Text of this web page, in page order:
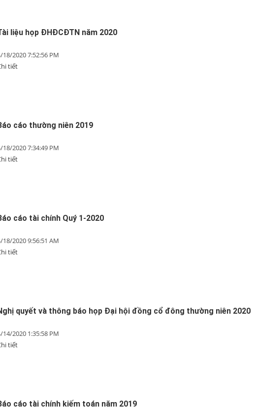
liệu họp ĐHĐCĐTN năm 2020
18/2020 7:52:56 PM
tiết
cáo thường niên 2019
18/2020 7:34:49 PM
tiết
cáo tài chính Quý 1-2020
18/2020 9:56:51 AM
tiết
quyết và thông báo họp Đại hội đồng cổ đông thường niên 2020
14/2020 1:35:58 PM
tiết
cáo tài chính kiếm toán năm 2019